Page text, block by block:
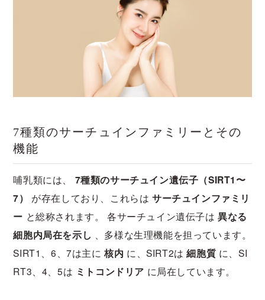
7種類のサーチュインファミリーとその
機能
哺乳類には、 7種類のサーチュイン遺伝子（SIRT1〜
7）
が存在しており、これらは サーチュインファミリ
ー と総称されます。 各サーチュイン遺伝子は異なる
細胞内局在を示し 、多様な生理機能を担っています。
SIRT1、6、7は主に核内 に、SIRT2は細胞質 に、SI
RT3、4、5は ミトコンドリア に局在しています。